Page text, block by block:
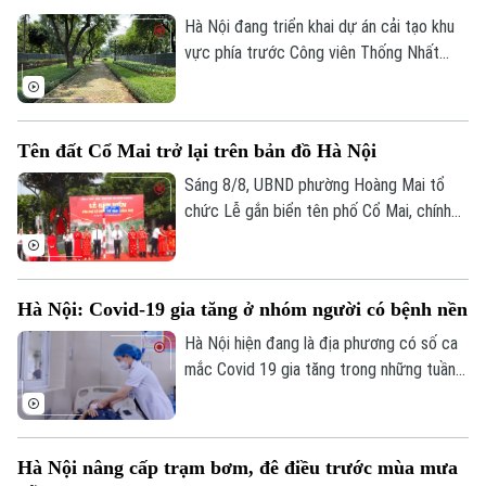
Tư vấn sức khỏe
Quần vợt
Golf
Tin tức
Thời trang
Âm nhạc
Đã phát sóng
Hà Nội đang triển khai dự án cải tạo khu
vực phía trước Công viên Thống Nhất
cộng tại khu vực trung tâm Thủ đô.
Tên đất Cổ Mai trở lại trên bản đồ Hà Nội
Sáng 8/8, UBND phường Hoàng Mai tổ
chức Lễ gắn biển tên phố Cổ Mai, chính
động chào mừng kỷ niệm 81 năm Cách
mạng Tháng Tám thành công và Quốc
khánh 2/9.
Hà Nội: Covid-19 gia tăng ở nhóm người có bệnh nền
Hà Nội hiện đang là địa phương có số ca
mắc Covid 19 gia tăng trong những tuần
nhóm người cao tuổi, người có nhiều bệnh
Hà Nội nâng cấp trạm bơm, đê điều trước mùa mưa